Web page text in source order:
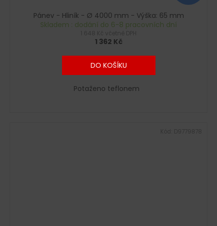
Pánev - Hliník - Ø 4000 mm - Výška: 65 mm
Skladem : dodání do 6-8 pracovních dní
1 362 Kč
DO KOŠÍKU
Potaženo teflonem